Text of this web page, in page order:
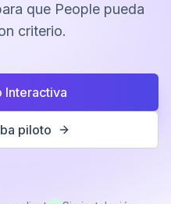
que People pueda
criterio.
Interactiva
piloto